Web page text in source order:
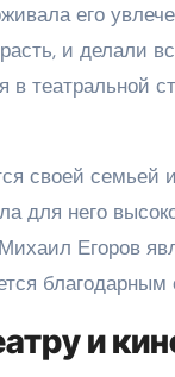
его
и делали
в театральной
своей семьей
для него
Егоров
и